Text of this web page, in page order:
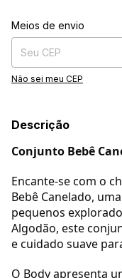
Entregas para o CEP:
Meios de envio
Não sei meu CEP
Descrição
Conjunto Bebê
Encante-se com o
Bebê Canelado,
pequenos
Algodão, este
e cuidado suave
O Body apresenta